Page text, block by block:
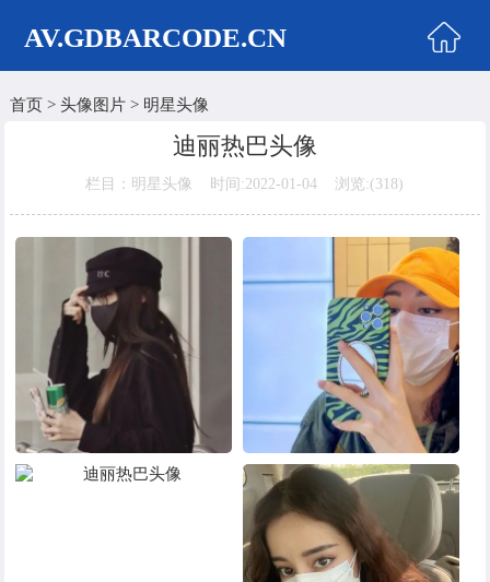
AV.GDBARCODE.CN
首页
女生头像
美女头像
男生头像
明星头像
卡通动漫
首页> 头像图片> 明星头像
迪丽热巴头像
栏目：明星头像 时间:2022-01-04 浏览:(318)